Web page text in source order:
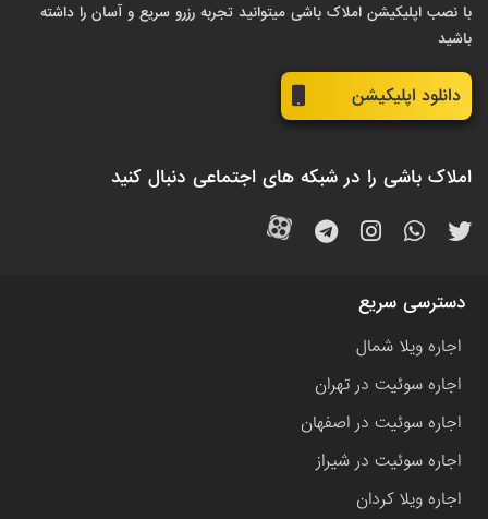
با نصب اپلیکیشن املاک باشی میتوانید تجربه رزرو سریع و آسان را داشته
باشید
دانلود اپلیکیشن
املاک باشی را در شبکه های اجتماعی دنبال کنید
دسترسی سریع
اجاره ویلا شمال
اجاره سوئیت در تهران
اجاره سوئیت در اصفهان
اجاره سوئیت در شیراز
اجاره ویلا کردان